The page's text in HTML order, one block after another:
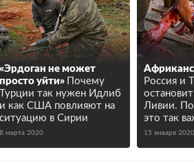
«Эрдоган не может
просто уйти»
Почему
Турции так нужен Идлиб
и как США повлияют на
ситуацию в Сирии
8 марта 2020
Россия и
Ливии.
это так
15 января 2020